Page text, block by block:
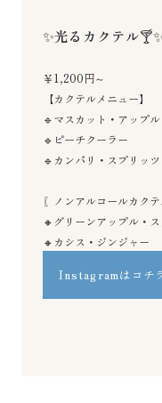
✨光るカクテル
￥1,200円～
【カクテルメニュー】
🔹マスカット・アップル
🔹ピーチクーラー
🔹カンパリ・スプリッツ
〖ノンアルコールカクテ
🔸グリーンアップル・
🔸カシス・ジンジャー
Instagramはコチ